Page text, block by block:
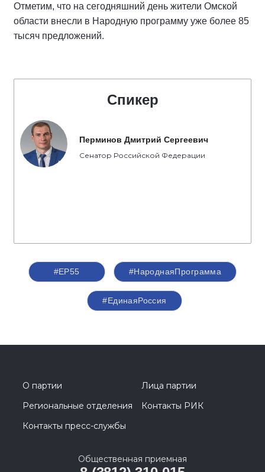
Отметим, что на сегодняшний день жители Омской
области внесли в Народную программу уже более 85
тысяч предложений.
Спикер
Перминов Дмитрий Сергеевич
Сенатор Российской Федерации
#ЕР55 #НароднаяПрограмма
#‎ЕдинаяРоссия
О партии
Лица партии
Региональные отделения
Контакты РИК
Контакты пресс-службы
Общественная приемная